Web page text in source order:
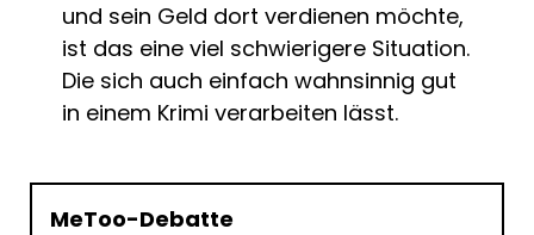
und sein Geld dort verdienen möchte,
ist das eine viel schwierigere Situation.
Die sich auch einfach wahnsinnig gut
in einem Krimi verarbeiten lässt.
MeToo-Debatte